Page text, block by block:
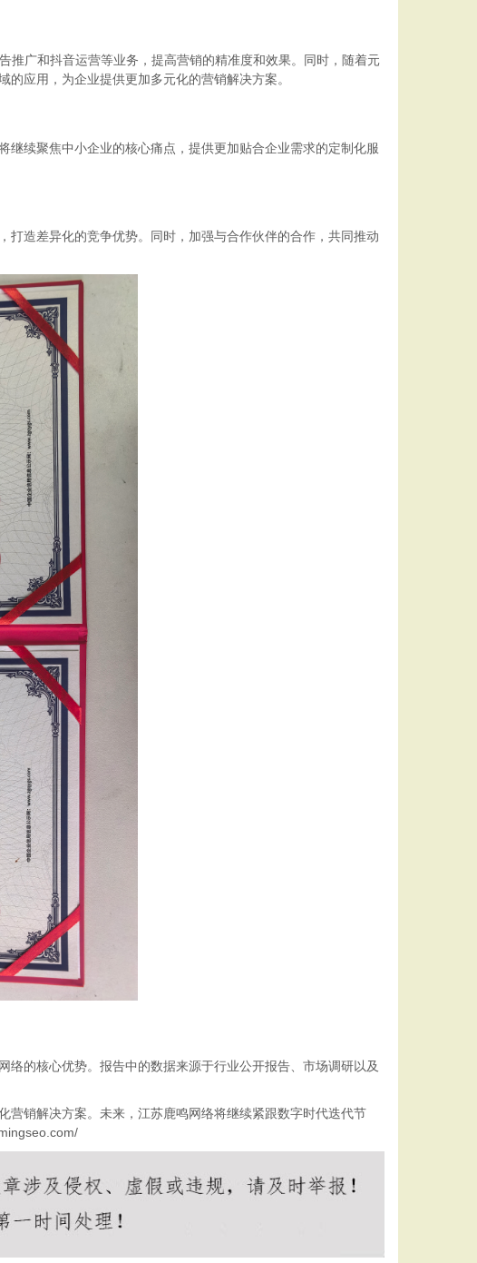
广和抖音运营等业务，提高营销的精准度和效果。同时，随着元
应用，为企业提供更加多元化的营销解决方案。
续聚焦中小企业的核心痛点，提供更加贴合企业需求的定制化服
造差异化的竞争优势。同时，加强与合作伙伴的合作，共同推动
的核心优势。报告中的数据来源于行业公开报告、市场调研以及
销解决方案。未来，江苏鹿鸣网络将继续紧跟数字时代迭代节